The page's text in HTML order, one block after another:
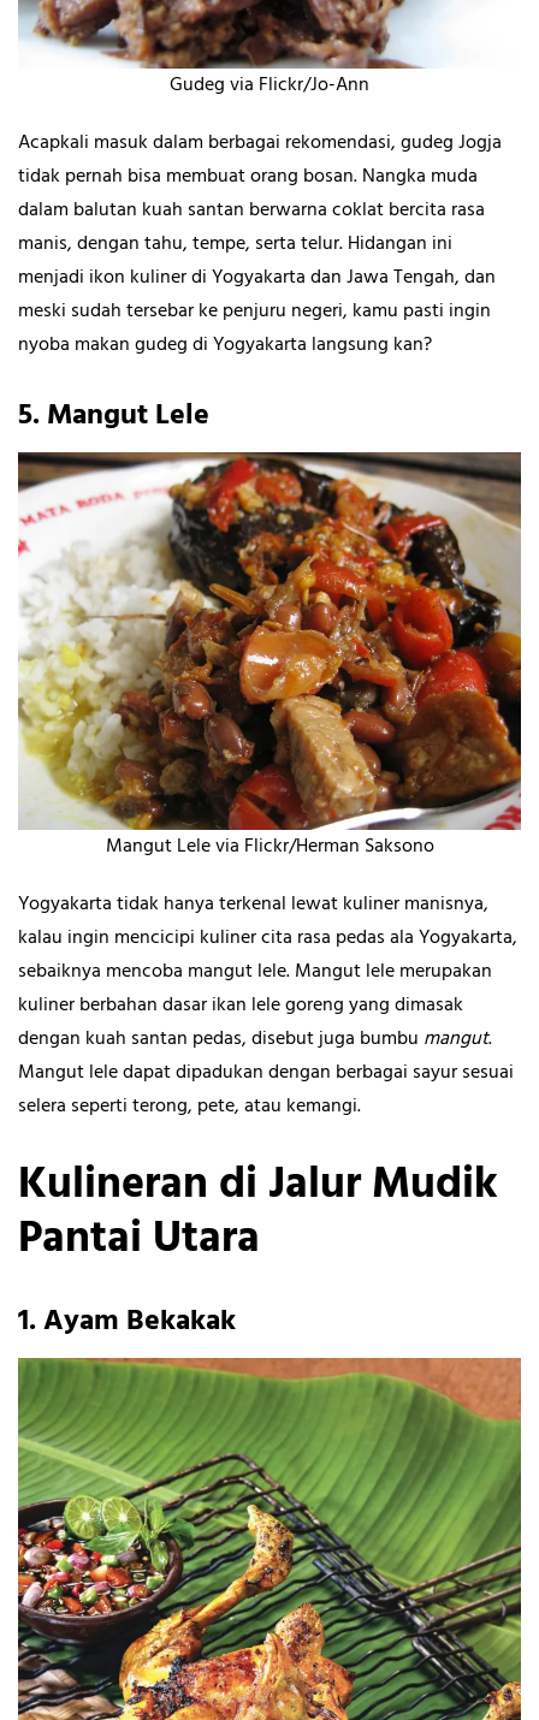
Gudeg via Flickr/Jo-Ann
Acapkali masuk dalam berbagai rekomendasi, gudeg Jogja
tidak pernah bisa membuat orang bosan. Nangka muda
dalam balutan kuah santan berwarna coklat bercita rasa
manis, dengan tahu, tempe, serta telur. Hidangan ini
menjadi ikon kuliner di Yogyakarta dan Jawa Tengah, dan
meski sudah tersebar ke penjuru negeri, kamu pasti ingin
nyoba makan gudeg di Yogyakarta langsung kan?
5.Mangut Lele
Mangut Lele via Flickr/Herman Saksono
Yogyakarta tidak hanya terkenal lewat kuliner manisnya,
kalau ingin mencicipi kuliner cita rasa pedas ala Yogyakarta,
sebaiknya mencoba mangut lele. Mangut lele merupakan
kuliner berbahan dasar ikan lele goreng yang dimasak
dengan kuah santan pedas, disebut juga bumbu mangut.
Mangut lele dapat dipadukan dengan berbagai sayur sesuai
selera seperti terong, pete, atau kemangi.
Kulineran di Jalur Mudik
Pantai Utara
1.Ayam Bekakak